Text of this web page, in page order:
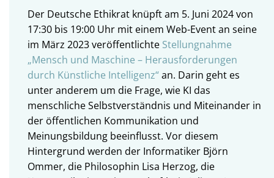
Der Deutsche Ethikrat knüpft am 5. Juni 2024 von
17:30 bis 19:00 Uhr mit einem Web-Event an seine
im März 2023 veröffentlichte Stellungnahme
„Mensch und Maschine – Herausforderungen
durch Künstliche Intelligenz“an. Darin geht es
unter anderem um die Frage, wie KI das
menschliche Selbstverständnis und Miteinander in
der öffentlichen Kommunikation und
Meinungsbildung beeinflusst. Vor diesem
Hintergrund werden der Informatiker Björn
Ommer, die Philosophin Lisa Herzog, die